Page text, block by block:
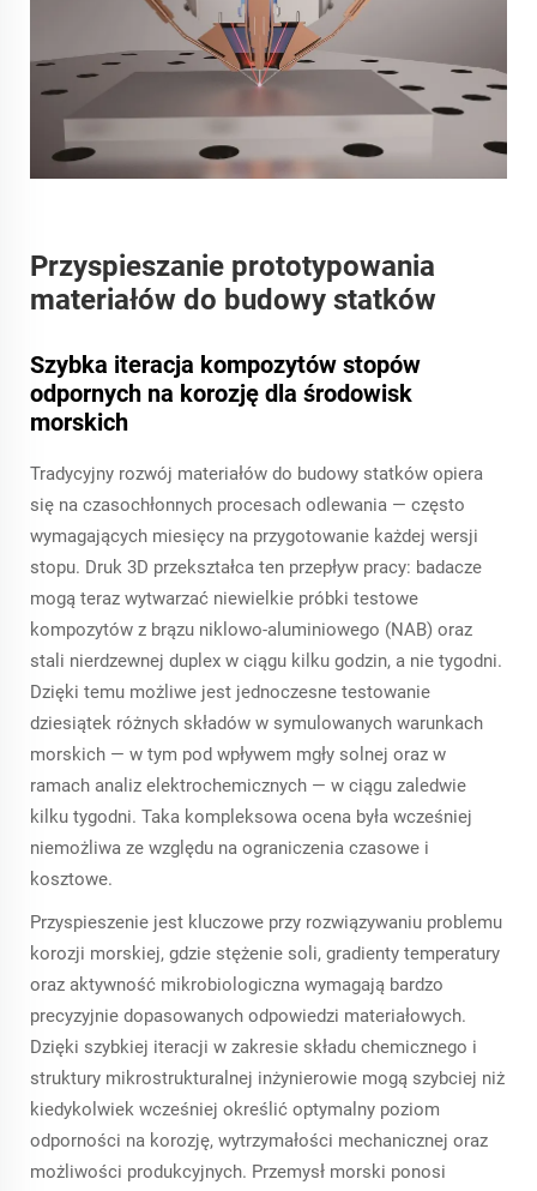
Przyspieszanie prototypowania
materiałów do budowy statków
Szybka iteracja kompozytów stopów
odpornych na korozję dla środowisk
morskich
Tradycyjny rozwój materiałów do budowy statków opiera
się na czasochłonnych procesach odlewania — często
wymagających miesięcy na przygotowanie każdej wersji
stopu. Druk 3D przekształca ten przepływ pracy: badacze
mogą teraz wytwarzać niewielkie próbki testowe
kompozytów z brązu niklowo-aluminiowego (NAB) oraz
stali nierdzewnej duplex w ciągu kilku godzin, a nie tygodni.
Dzięki temu możliwe jest jednoczesne testowanie
dziesiątek różnych składów w symulowanych warunkach
morskich — w tym pod wpływem mgły solnej oraz w
ramach analiz elektrochemicznych — w ciągu zaledwie
kilku tygodni. Taka kompleksowa ocena była wcześniej
niemożliwa ze względu na ograniczenia czasowe i
kosztowe.
Przyspieszenie jest kluczowe przy rozwiązywaniu problemu
korozji morskiej, gdzie stężenie soli, gradienty temperatury
oraz aktywność mikrobiologiczna wymagają bardzo
precyzyjnie dopasowanych odpowiedzi materiałowych.
Dzięki szybkiej iteracji w zakresie składu chemicznego i
struktury mikrostrukturalnej inżynierowie mogą szybciej niż
kiedykolwiek wcześniej określić optymalny poziom
odporności na korozję, wytrzymałości mechanicznej oraz
możliwości produkcyjnych. Przemysł morski ponosi